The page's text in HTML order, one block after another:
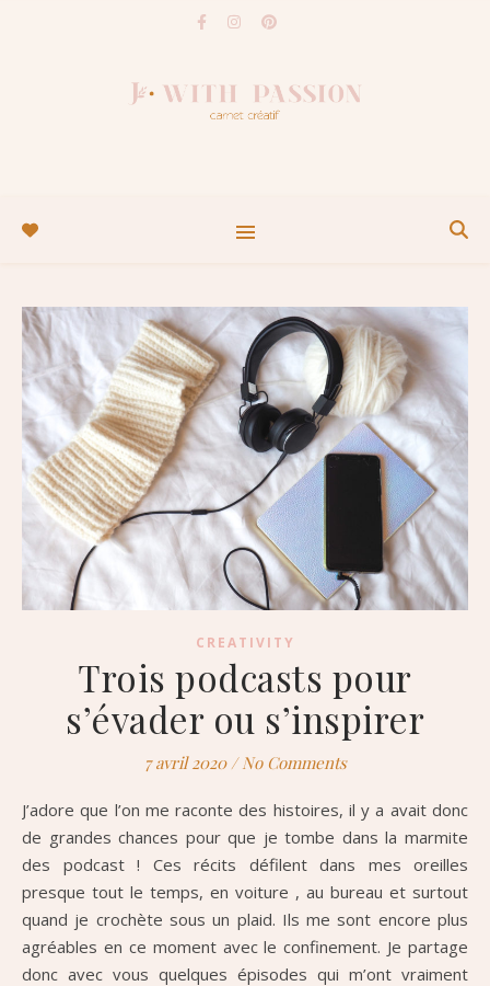
CREATIVITY
Trois podcasts pour
s’évader ou s’inspirer
7 avril 2020 / No Comments
J’adore que l’on me raconte des histoires, il y a avait donc
de grandes chances pour que je tombe dans la marmite
des podcast ! Ces récits défilent dans mes oreilles
presque tout le temps, en voiture , au bureau et surtout
quand je crochète sous un plaid. Ils me sont encore plus
agréables en ce moment avec le confinement. Je partage
donc avec vous quelques épisodes qui m’ont vraiment